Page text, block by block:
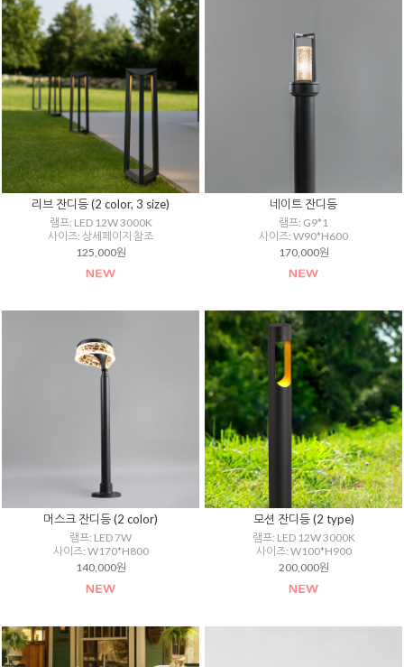
리브 잔디등 (2 color, 3 size)
램프: LED 12W 3000K
사이즈: 상세페이지 참조
125,000원
네이트 잔디등
램프: G9*1
사이즈: W90*H600
170,000원
머스크 잔디등 (2 color)
램프: LED 7W
사이즈: W170*H800
140,000원
모션 잔디등 (2 type)
램프: LED 12W 3000K
사이즈: W100*H900
200,000원